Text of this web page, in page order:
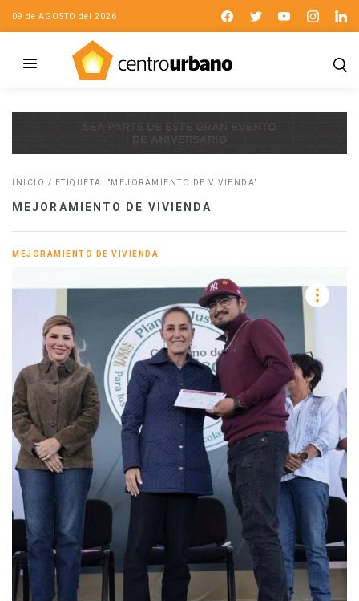
09 de AGOSTO del 2026
INICIO / ETIQUETA: "MEJORAMIENTO DE VIVIENDA"
MEJORAMIENTO DE VIVIENDA
MEJORAMIENTO DE VIVIENDA